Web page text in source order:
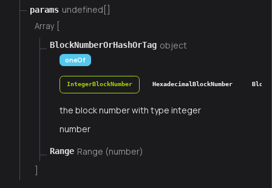
params undefined[]
Array [
BlockNumberOrHashOrTag object
oneOf
IntegerBlockNumber HexadecimalBlockNumber
the block number with type integer
number
Range Range (number)